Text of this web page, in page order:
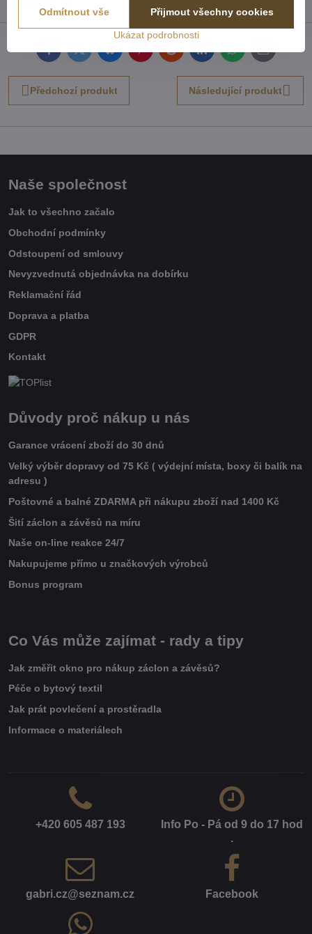
FacebookTwitterBlueskyPinterestRedditLinkedInWhatsApp
E-
mail
Předchozí produkt Následující produkt
Naše společnost
Jak to všechno začalo
Obchodní podmínky
Odstoupení od smlouvy
Nevyzvednutá objednávka na dobírku
Reklamační řád
Doprava a platba
GDPR
Kontakt
Důvody proč nákup u nás
Garance vrácení zboží do 30 dnů
Velký výběr dopravy od 75 Kč ( výdejní místa, boxy či balík na
adresu )
Poštovné a balné ZDARMA při nákupu zboží nad 1400 Kč
Šití záclon a závěsů na míru
Naše on-line reakce 24/7
Nakupujeme přímo u značkových výrobců
Bonus program
Co Vás může zajímat - rady a tipy
Jak změřit okno pro nákup záclon a závěsů?
Péče o bytový textil
Jak prát povlečení a prostěradla
Informace o materiálech
+420 605 487 193
Info Po - Pá od 9 do 17 hod​
.
gabri​.cz​@seznam​.cz Facebook
Ukázat podrobnosti
Přijmout všechny cookies
Odmítnout vše